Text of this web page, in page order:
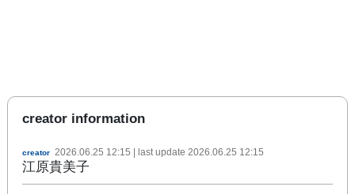
creator information
creator 2026.06.25 12:15 | last update 2026.06.25 12:15
江原貴美子